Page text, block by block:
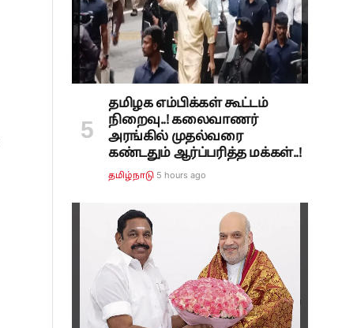
தமிழக எம்பிக்கள் கூட்டம்
நிறைவு..! கலைவாணர்
அரங்கில் முதல்வரை
கண்டதும் ஆர்ப்பரித்த மக்கள்..!
தமிழ்நாடு 5 hours ago